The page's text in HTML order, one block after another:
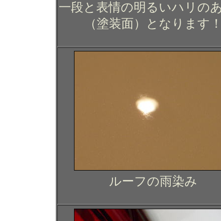
一段と表情の明るいハリの
（塗装面）となります
ルーフの雨染み